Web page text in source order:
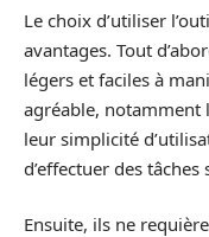
Le choix d’utiliser
avantages. Tout
légers et faciles à
agréable, notamment
leur simplicité
d’effectuer des
Ensuite, ils ne